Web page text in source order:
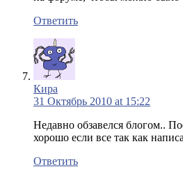
Ответить
Кира
31 Октябрь 2010 at 15:22
Недавно обзавелся блогом..
хорошо если все так как
Ответить